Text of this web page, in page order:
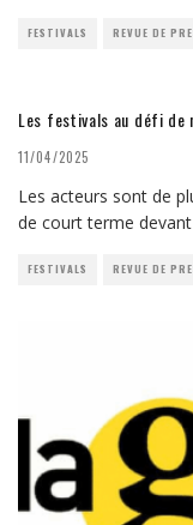
FESTIVALS REVUE DE
Les festivals au défi de
11/04/2025
Les acteurs sont de
de court terme devant
FESTIVALS REVUE DE